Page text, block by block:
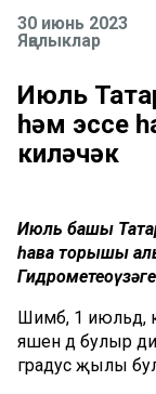
30 июнь 2023
Яңалыклар
Июль
һәм эссе
киләчәк
Июль башы
һава торышы
Шимбә, 1
яшен дә булыр
градус җылы